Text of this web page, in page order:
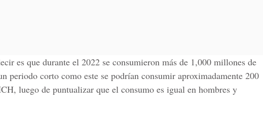
es que durante el 2022 se consumieron más de 1,000 millones de
periodo corto como este se podrían consumir aproximadamente 200
luego de puntualizar que el consumo es igual en hombres y